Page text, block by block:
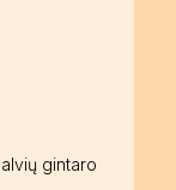
gintaro